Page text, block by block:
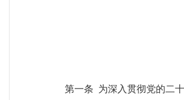
第一条 为深入贯彻党的二